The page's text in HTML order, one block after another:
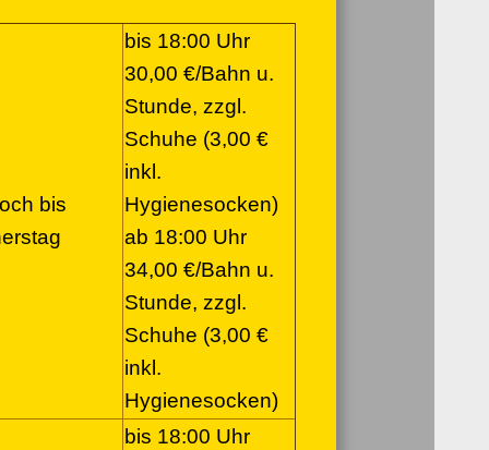
bis
bis 18:00 Uhr
30,00 €/Bahn u.
Stunde, zzgl.
Schuhe (3,00 €
inkl.
Hygienesocken)
ab 18:00 Uhr
34,00 €/Bahn u.
Stunde, zzgl.
Schuhe (3,00 €
inkl.
Hygienesocken)
bis 18:00 Uhr